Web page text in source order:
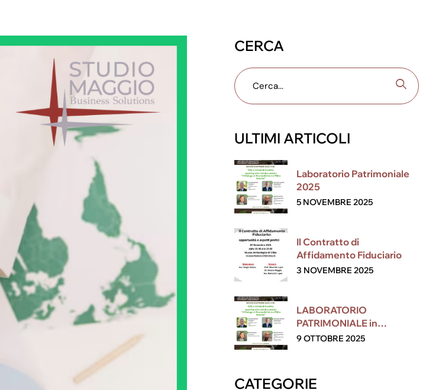
CERCA
ULTIMI ARTICOLI
Laboratorio Patrimoniale
2025
5 NOVEMBRE 2025
Il Contratto di
Affidamento Fiduciario
3 NOVEMBRE 2025
LABORATORIO
PATRIMONIALE in
collaborazione con ESG
9 OTTOBRE 2025
CATEGORIE